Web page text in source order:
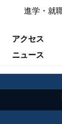
進学・就
アクセス
ニュース